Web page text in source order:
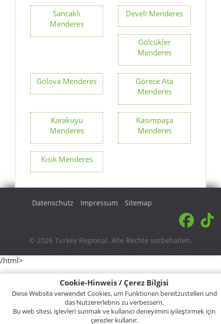
Cookie-Hinweis / Çerez Bilgisi
Diese Website verwendet Cookies, um Funktionen bereitzustellen und
das Nutzererlebnis zu verbessern.
Bu web sitesi, işlevleri sunmak ve kullanıcı deneyimini iyileştirmek için
çerezler kullanır.
Sancaklı
Menderes
Develi Menderes
Gölcükler
Menderes
Gölova Menderes
Görece Ata
Menderes
Karakuyu
Menderes
Kasımpaşa
Menderes
Kısık Menderes
Datenschutz Impressum Sitemap
© 2026 Turkey Regional. Alle Rechte vorbehalten.
/html>